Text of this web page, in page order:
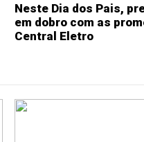
Neste Dia dos Pais,
em dobro com as
Central Eletro